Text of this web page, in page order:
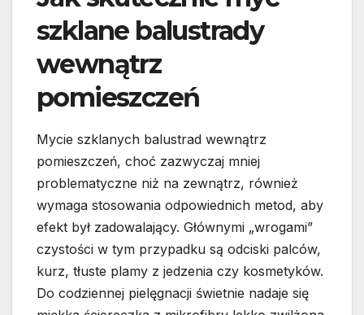
szklane balustrady
wewnątrz
pomieszczeń
Mycie szklanych balustrad wewnątrz
pomieszczeń, choć zazwyczaj mniej
problematyczne niż na zewnątrz, również
wymaga stosowania odpowiednich metod, aby
efekt był zadowalający. Głównymi „wrogami”
czystości w tym przypadku są odciski palców,
kurz, tłuste plamy z jedzenia czy kosmetyków.
Do codziennej pielęgnacji świetnie nadaje się